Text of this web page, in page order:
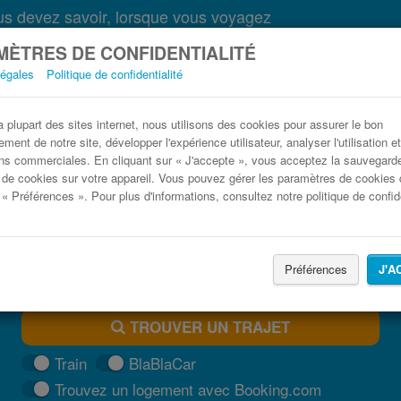
DE CONFIDENTIALITÉ
Politique de confidentialité
plupart des sites internet, nous utilisons des cookies pour assurer le bon
de notre site, développer l'expérience utilisateur, analyser l'utilisation
commerciales. En cliquant sur « J'accepte », vous acceptez la
cookies sur votre appareil. Vous pouvez gérer les paramètres de cookies
Préférences ». Pour plus d'informations, consultez notre politique de
Préférences
devez savoir, lorsque vous voyagez
Bus Florence Manarola pas cher
Trouvez votre billet de bus moins cher
TROUVER UN TRAJET
Train
BlaBlaCar
Trouvez un logement avec Booking.com